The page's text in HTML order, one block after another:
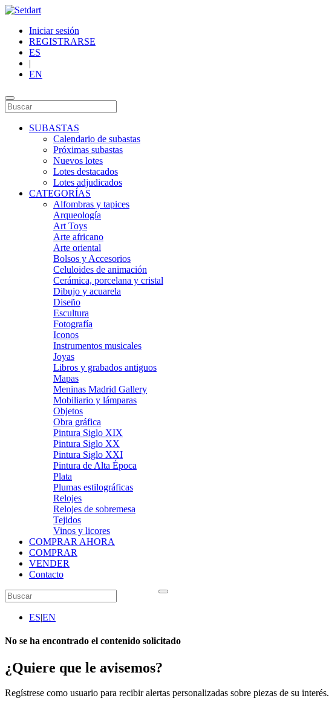
Iniciar sesión
REGISTRARSE
ES
|
EN
SUBASTAS
Calendario de subastas
Próximas subastas
Nuevos lotes
Lotes destacados
Lotes adjudicados
CATEGORÍAS
Alfombras y tapices
Arqueología
Art Toys
Arte africano
Arte oriental
Bolsos y Accesorios
Celuloides de animación
Cerámica, porcelana y cristal
Dibujo y acuarela
Diseño
Escultura
Fotografía
Iconos
Instrumentos musicales
Joyas
Libros y grabados antiguos
Mapas
Meninas Madrid Gallery
Mobiliario y lámparas
Objetos
Obra gráfica
Pintura Siglo XIX
Pintura Siglo XX
Pintura Siglo XXI
Pintura de Alta Época
Plata
Plumas estilográficas
Relojes
Relojes de sobremesa
Tejidos
Vinos y licores
COMPRAR AHORA
COMPRAR
VENDER
Contacto
ES|EN
No se ha encontrado el contenido solicitado
¿Quiere que le avisemos?
Regístrese como usuario para recibir alertas personalizadas sobre piezas de su interés.